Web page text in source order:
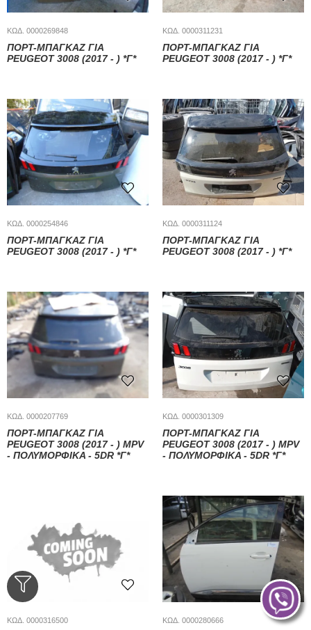
ΚΩΔ. 0000269848
ΠΟΡΤ-ΜΠΑΓΚΆΖ ΓΙΑ
PEUGEOT 3008 (2017 - ) *Γ*
ΚΩΔ. 0000311231
ΠΟΡΤ-ΜΠΑΓΚΆΖ ΓΙΑ
PEUGEOT 3008 (2017 - ) *Γ*
ΚΩΔ. 0000254846
ΠΟΡΤ-ΜΠΑΓΚΆΖ ΓΙΑ
PEUGEOT 3008 (2017 - ) *Γ*
ΚΩΔ. 0000311124
ΠΟΡΤ-ΜΠΑΓΚΆΖ ΓΙΑ
PEUGEOT 3008 (2017 - ) *Γ*
ΚΩΔ. 0000207769
ΠΟΡΤ-ΜΠΑΓΚΑΖ ΓΙΑ
PEUGEOT 3008 (2017 - ) MPV
- ΠΟΛΥΜΟΡΦΙΚΑ - 5DR *Γ*
ΚΩΔ. 0000301309
ΠΟΡΤ-ΜΠΑΓΚΆΖ ΓΙΑ
PEUGEOT 3008 (2017 - ) MPV
- ΠΟΛΥΜΟΡΦΙΚΑ - 5DR *Γ*
ΚΩΔ. 0000316500 ΚΩΔ. 0000280666